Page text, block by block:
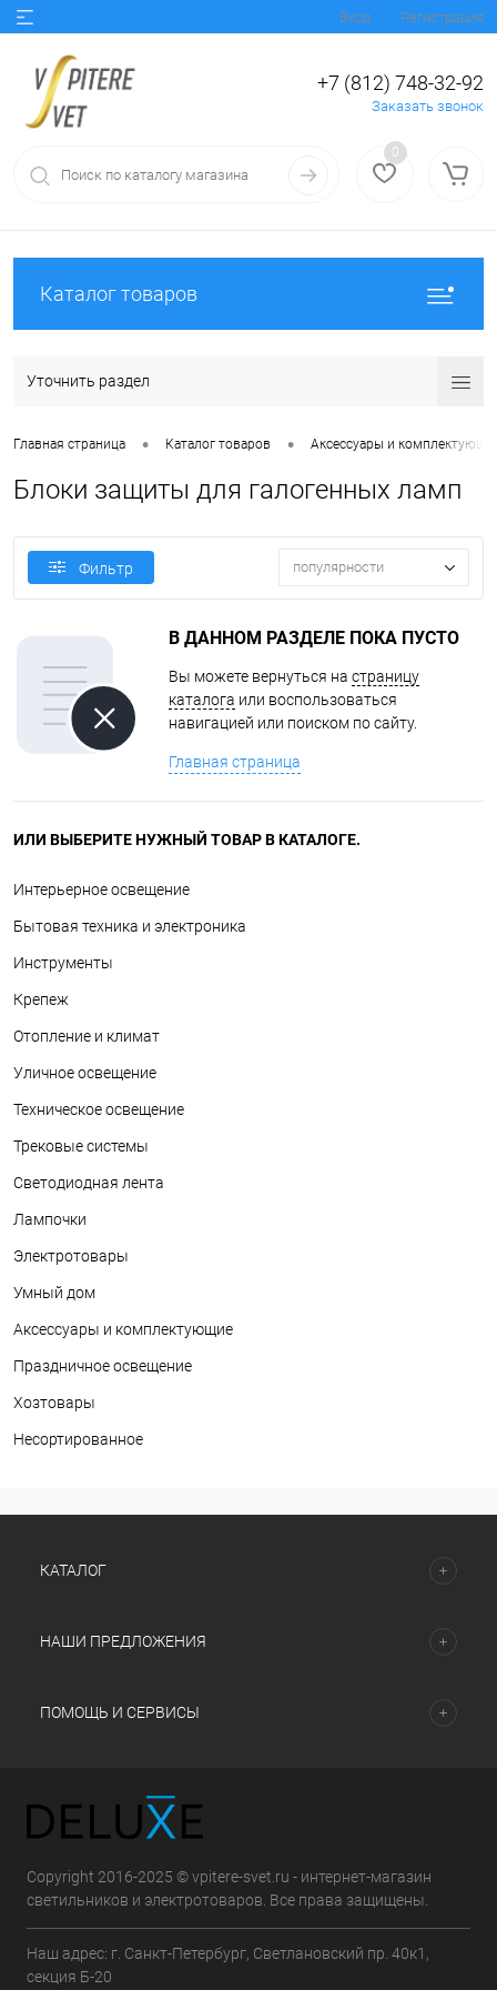
Вход Регистрация
+7 (812) 748-32-92
Заказать звонок
0
Каталог товаров
Уточнить раздел
Главная страница • Каталог товаров • Аксессуары и
Блоки защиты для галогенных ламп
Фильтр популярности
В ДАННОМ РАЗДЕЛЕ ПОКА ПУСТО
Вы можете вернуться на страницу
каталога или воспользоваться
навигацией или поиском по сайту.
Главная страница
ИЛИ ВЫБЕРИТЕ НУЖНЫЙ ТОВАР В КАТАЛОГЕ.
Интерьерное освещение
Бытовая техника и электроника
Инструменты
Крепеж
Отопление и климат
Уличное освещение
Техническое освещение
Трековые системы
Светодиодная лента
Лампочки
Электротовары
Умный дом
Аксессуары и комплектующие
Праздничное освещение
Хозтовары
Несортированное
КАТАЛОГ
НАШИ ПРЕДЛОЖЕНИЯ
ПОМОЩЬ И СЕРВИСЫ
Copyright 2016-2025 © vpitere-svet.ru - интернет-магазин
светильников и электротоваров. Все права защищены.
Наш адрес: г. Санкт-Петербург, Светлановский пр. 40к1,
секция Б-20